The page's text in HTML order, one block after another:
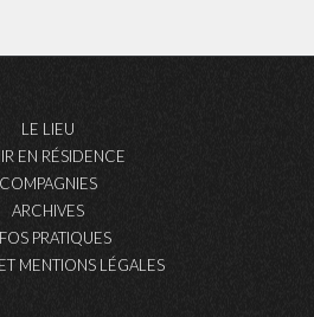
LE LIEU
EN RÉSIDENCE
COMPAGNIES
ARCHIVES
PRATIQUES
MENTIONS LÉGALES